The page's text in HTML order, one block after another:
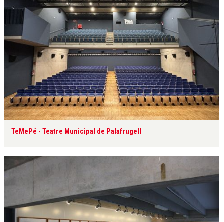
TeMePé - Teatre Municipal de Palafrugell